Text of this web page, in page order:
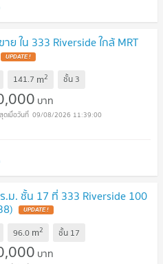
ใน 333 Riverside ใกล้ MRT
UPDATE !
141.7 m2 ชั้น 3
บาท
09/08/2026 11:39:00
ม. ชั้น 17 ที่ 333 Riverside 100
UPDATE !
96.0 m2 ชั้น 17
บาท